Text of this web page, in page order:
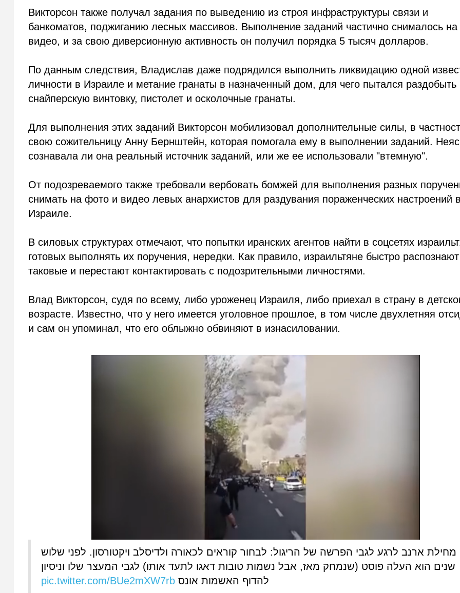
Викторсон также получал задания по выведению из строя инфраструктуры связи и
банкоматов, поджиганию лесных массивов. Выполнение заданий частично снималось на
видео, и за свою диверсионную активность он получил порядка 5 тысяч долларов.
По данным следствия, Владислав даже подрядился выполнить ликвидацию одной
личности в Израиле и метание гранаты в назначенный дом, для чего пытался раздобыть
снайперскую винтовку, пистолет и осколочные гранаты.
Для выполнения этих заданий Викторсон мобилизовал дополнительные силы, в
свою сожительницу Анну Бернштейн, которая помогала ему в выполнении заданий.
сознавала ли она реальный источник заданий, или же ее использовали "втемную".
От подозреваемого также требовали вербовать бомжей для выполнения разных
снимать на фото и видео левых анархистов для раздувания пораженческих настроений в
Израиле.
В силовых структурах отмечают, что попытки иранских агентов найти в соцсетях
готовых выполнять их поручения, нередки. Как правило, израильтяне быстро распознают
таковые и перестают контактировать с подозрительными личностями.
Влад Викторсон, судя по всему, либо уроженец Израиля, либо приехал в страну в
возрасте. Известно, что у него имеется уголовное прошлое, в том числе двухлетняя
и сам он упоминал, что его облыжно обвиняют в изнасиловании.
מחילת ארנב לרגע לגבי הפרשה של הריגול: לבחור קוראים לכאורה ולדיסלב ויקטורסון. לפני שלוש
שנים הוא העלה פוסט (שנמחק מאז, אבל נשמות טובות דאגו לתעד אותו) לגבי המעצר שלו וניסיון
להדוף האשמות אונס pic.twitter.com/BUe2mXW7rb